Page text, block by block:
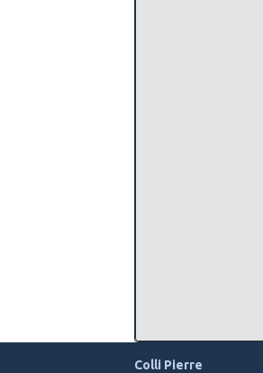
Colli Pierre